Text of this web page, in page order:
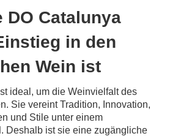
DO Catalunya
in den
Wein ist
ideal, um die Weinvielfalt des
Sie vereint Tradition, Innovation,
und Stile unter einem
Deshalb ist sie eine zugängliche